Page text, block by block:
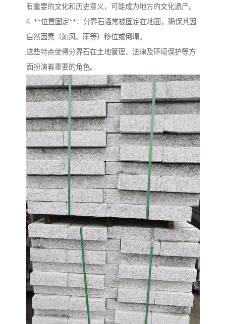
有重要的文化和历史意义，可能成为地方的文化遗产。
6. **位置固定**：分界石通常被固定在地面，确保其因
自然因素（如风、雨等）移位或倒塌。
这些特点使得分界石在土地管理、法律及环境保护等方
面扮演着重要的角色。